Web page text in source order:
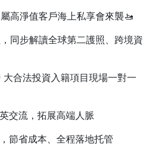
高淨值客戶海上私享會來襲🚤
同步解讀全球第二護照、跨境資
合法投資入籍項目現場一對一
交流，拓展高端人脈
節省成本、全程落地托管